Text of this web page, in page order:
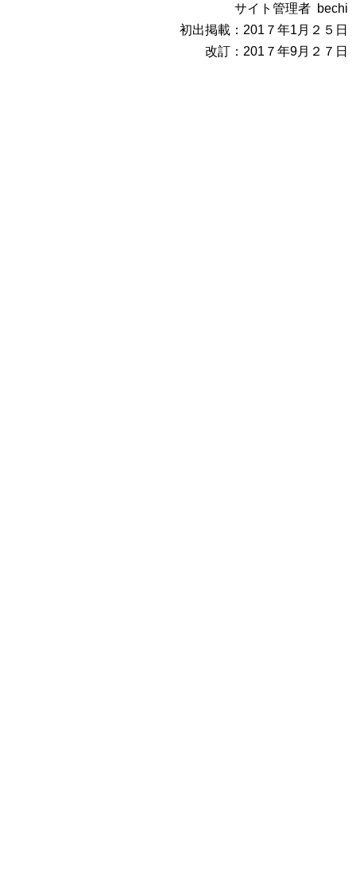
サイト管理者 bechi
初出掲載：201７年1月２５日
改訂：201７年9月２７日